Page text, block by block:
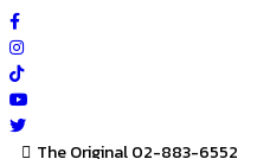
Skip
to
content
The Original 02-883-6552